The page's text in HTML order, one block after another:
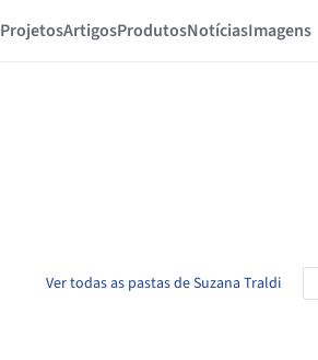
ProjetosArtigosProdutosNotíciasImagens
Ver todas as pastas de Suzana Traldi